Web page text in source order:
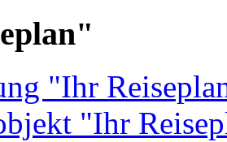
"Ihr
"Ihr